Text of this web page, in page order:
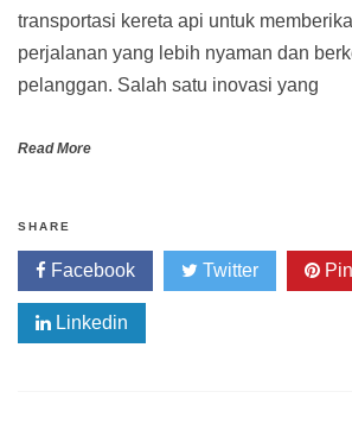
transportasi kereta api untuk
perjalanan yang lebih nyaman dan
pelanggan. Salah satu inovasi yang
Read More
SHARE
Facebook Twitter
Linkedin